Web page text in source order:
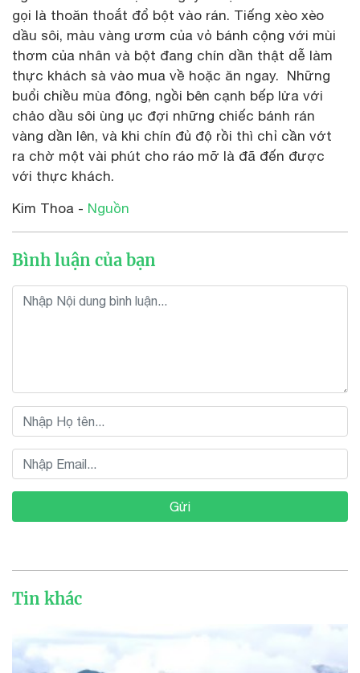
gọi là thoăn thoắt đổ bột vào rán. Tiếng xèo xèo
dầu sôi, màu vàng ươm của vỏ bánh cộng với mùi
thơm của nhân và bột đang chín dần thật dễ làm
thực khách sà vào mua về hoặc ăn ngay. Những
buổi chiều mùa đông, ngồi bên cạnh bếp lửa với
chảo dầu sôi ùng ục đợi những chiếc bánh rán
vàng dần lên, và khi chín đủ độ rồi thì chỉ cần vớt
ra chờ một vài phút cho ráo mỡ là đã đến được
với thực khách.
Kim Thoa - Nguồn
Bình luận của bạn
Gửi
Tin khác